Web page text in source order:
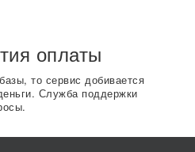
оплаты
то сервис добивается
Служба поддержки